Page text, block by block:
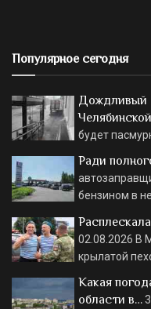
Популярное сегодня
Дождливый
будет
Ради
бензином в
02.08.2026 В
крылатой
Какая
области в…